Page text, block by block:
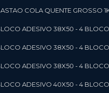
BASTAO COLA QUENTE GROSSO
BLOCO ADESIVO 38X50 - 4
BLOCO ADESIVO 38X50 - 4
BLOCO ADESIVO 38X50 - 4
BLOCO ADESIVO 40X50 - 4